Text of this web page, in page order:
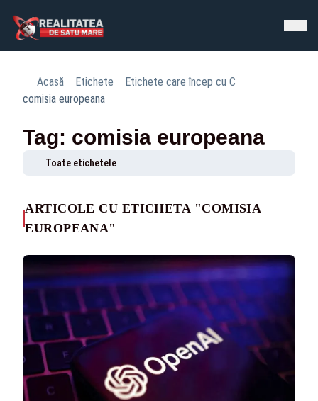
Acasă Etichete
Etichete care încep cu C
comisia europeana
Tag: comisia europeana
Toate etichetele
ARTICOLE CU ETICHETA "COMISIA
EUROPEANA"